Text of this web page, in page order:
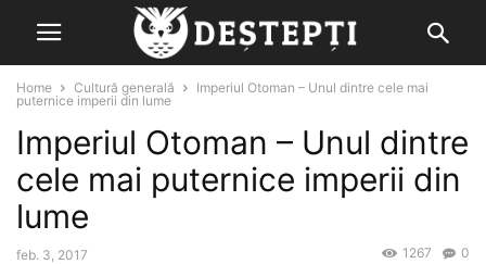
Home Cultură generală
Imperiul Otoman – Unul dintre cele mai
puternice imperii din lume
Imperiul Otoman – Unul dintre
cele mai puternice imperii din
lume
feb. 3, 2017 0
1267